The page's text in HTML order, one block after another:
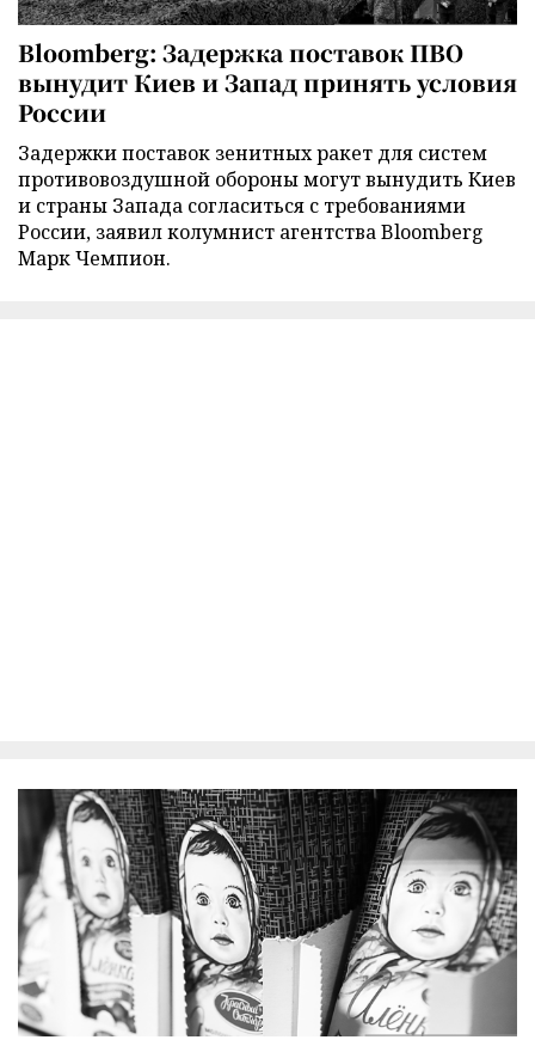
Bloomberg: Задержка поставок ПВО
вынудит Киев и Запад принять условия
России
Задержки поставок зенитных ракет для систем
противовоздушной обороны могут вынудить Киев
и страны Запада согласиться с требованиями
России, заявил колумнист агентства Bloomberg
Марк Чемпион.